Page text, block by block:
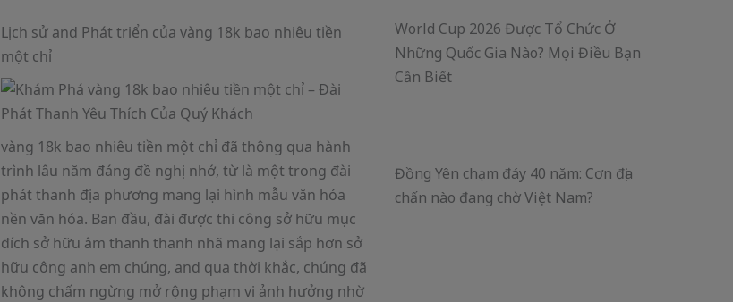
Lịch sử and Phát triển của vàng 18k bao nhiêu tiền
một chỉ
vàng 18k bao nhiêu tiền một chỉ đã thông qua hành
trình lâu năm đáng đề nghị nhớ, từ là một trong đài
phát thanh địa phương mang lại hình mẫu văn hóa
nền văn hóa. Ban đầu, đài được thi công sở hữu mục
đích sở hữu âm thanh thanh nhã mang lại sắp hơn sở
hữu công anh em chúng, and qua thời khắc, chúng đã
không chấm ngừng mở rộng phạm vi ảnh hưởng nhờ
World Cup 2026 Được Tổ Chức Ở
Những Quốc Gia Nào? Mọi Điều Bạn
Cần Biết
Đồng Yên chạm đáy 40 năm: Cơn địa
chấn nào đang chờ Việt Nam?